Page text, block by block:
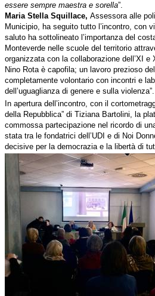
essere sempre maestra e sorella”.
Maria Stella Squillace, Assessora alle
Municipio, ha seguito tutto l’incontro, con
saluto ha sottolineato l’importanza del
Monteverde nelle scuole del territorio
organizzata con la collaborazione dell’XI e
Nino Rota è capofila; un lavoro prezioso
completamente volontario con incontri e
dell’uguaglianza di genere e sulla violenza”.
In apertura dell’incontro, con il
della Repubblica” di Tiziana Bartolini, la
commossa partecipazione nel ricordo di
stata tra le fondatrici dell’UDI e di Noi
decisive per la democrazia e la libertà di